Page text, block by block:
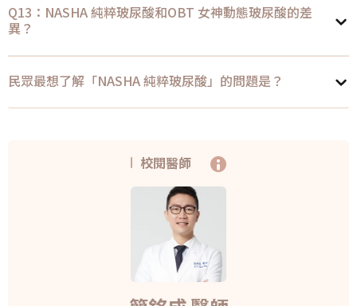
Q13：NASHA 純粹玻尿酸和OBT 女神動態玻尿酸的差
異？
民眾最想了解「NASHA 純粹玻尿酸」的問題是？
校閱醫師